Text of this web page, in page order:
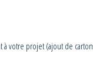
votre projet (ajout de